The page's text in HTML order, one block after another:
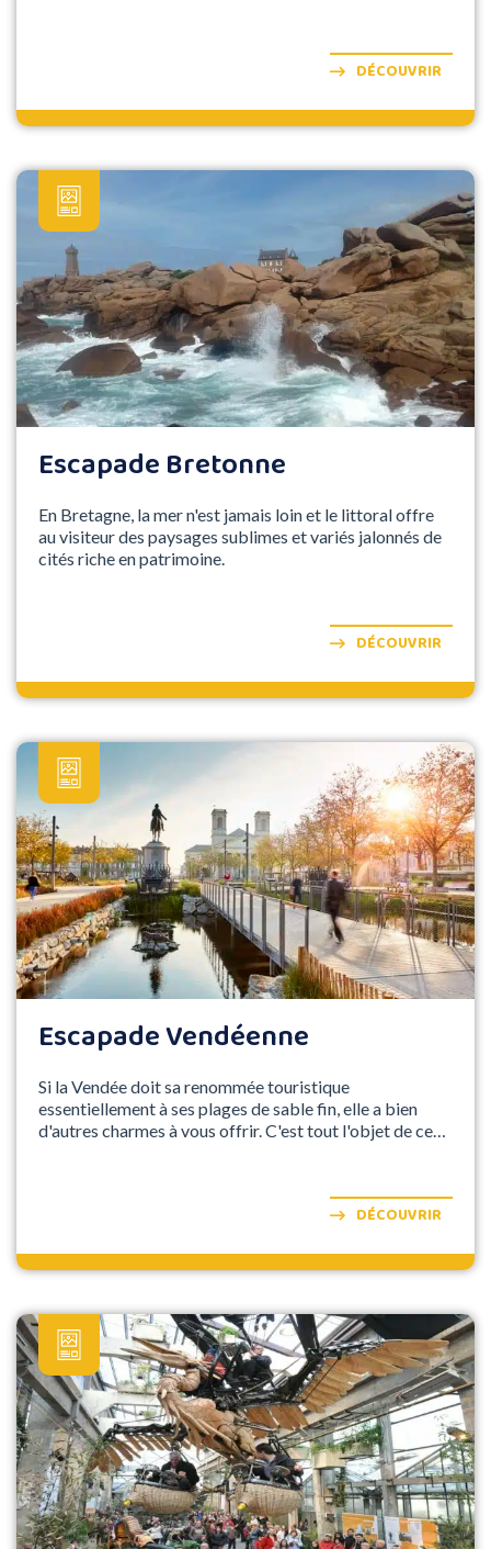
DÉCOUVRIR
Escapade Bretonne
En Bretagne, la mer n'est jamais loin et le littoral offre
au visiteur des paysages sublimes et variés jalonnés de
cités riche en patrimoine.
DÉCOUVRIR
Escapade Vendéenne
Si la Vendée doit sa renommée touristique
essentiellement à ses plages de sable fin, elle a bien
d'autres charmes à vous offrir. C'est tout l'objet de ce
DÉCOUVRIR